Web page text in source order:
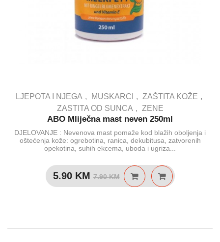
LJEPOTA I NJEGA MUSKARCI
ZAŠTITA KOŽE
ZASTITA OD SUNCA
ZENE
ABO Mliječna mast neven 250ml
DJELOVANJE : Nevenova mast pomaže kod blažih oboljenja i
oštećenja kože: ogrebotina, ranica, dekubitusa, zatvorenih
opekotina, suhih ekcema, uboda i ugriza...
7.90KMIzvorna
5.90 KM
Trenutna